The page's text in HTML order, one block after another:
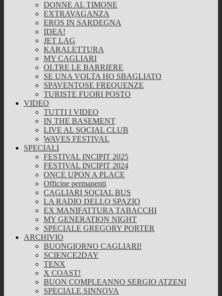
DONNE AL TIMONE
EXTRAVAGANZA
EROS IN SARDEGNA
IDEA!
JET LAG
KARALETTURA
MY CAGLIARI
OLTRE LE BARRIERE
SE UNA VOLTA HO SBAGLIATO
SPAVENTOSE FREQUENZE
TURISTE FUORI POSTO
VIDEO
TUTTI I VIDEO
IN THE BASEMENT
LIVE AL SOCIAL CLUB
WAVES FESTIVAL
SPECIALI
FESTIVAL INCIPIT 2025
FESTIVAL INCIPIT 2024
ONCE UPON A PLACE
Officine permanenti
CAGLIARI SOCIAL BUS
LA RADIO DELLO SPAZIO
EX MANIFATTURA TABACCHI
MY GENERATION NIGHT
SPECIALE GREGORY PORTER
ARCHIVIO
BUONGIORNO CAGLIARI!
SCIENCE2DAY
TENX
X COAST!
BUON COMPLEANNO SERGIO ATZENI
SPECIALE SINNOVA